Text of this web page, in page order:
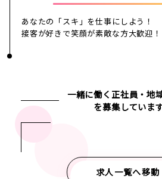
あなたの「スキ」を仕事にしよう！
接客が好きで笑顔が素敵な方大歓迎！
一緒に働く正社員・地
を募集していま
求人一覧へ移動